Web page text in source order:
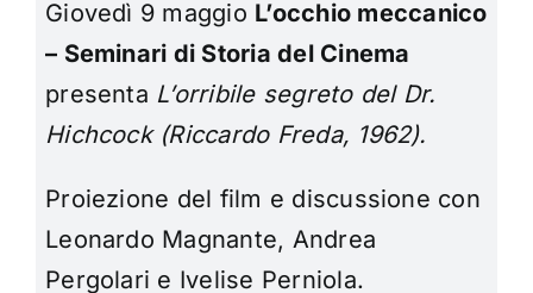
Giovedì 9 maggio L’occhio meccanico
– Seminari di Storia del Cinema
presenta L’orribile segreto del Dr.
Hichcock (Riccardo Freda, 1962).
Proiezione del film e discussione con
Leonardo Magnante, Andrea
Pergolari e Ivelise Perniola.